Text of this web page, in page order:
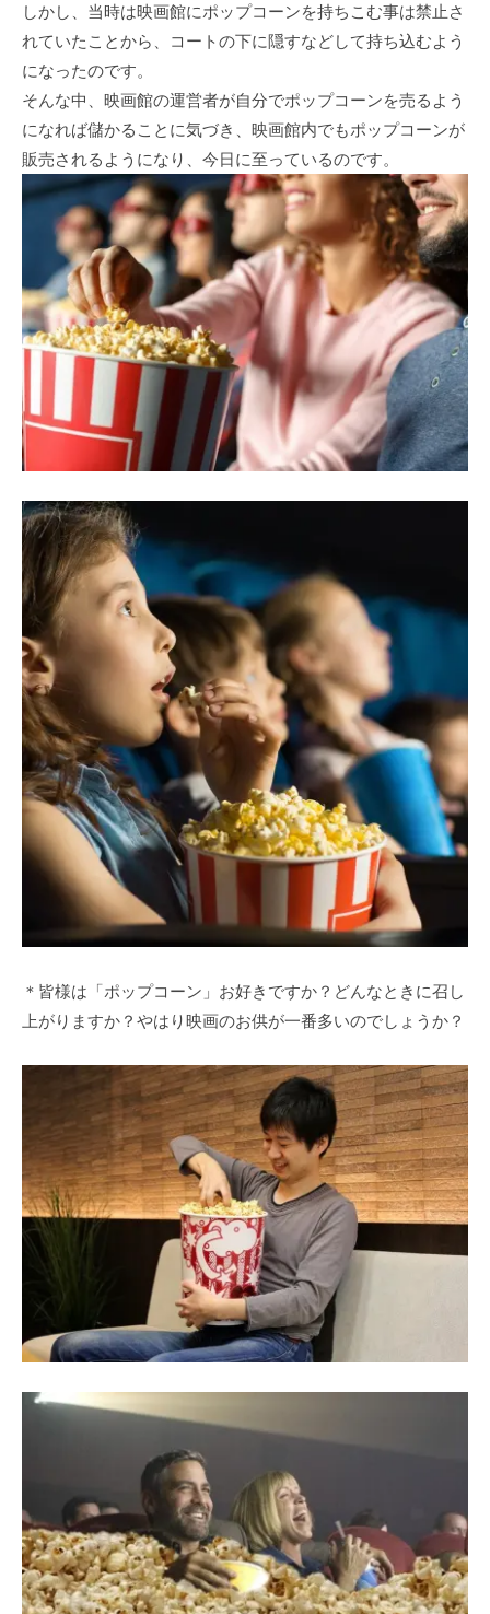
しかし、当時は映画館にポップコーンを持ちこむ事は禁止さ
れていたことから、コートの下に隠すなどして持ち込むよう
になったのです。
そんな中、映画館の運営者が自分でポップコーンを売るよう
になれば儲かることに気づき、映画館内でもポップコーンが
販売されるようになり、今日に至っているのです。
＊皆様は「ポップコーン」お好きですか？どんなときに召し
上がりますか？やはり映画のお供が一番多いのでしょうか？